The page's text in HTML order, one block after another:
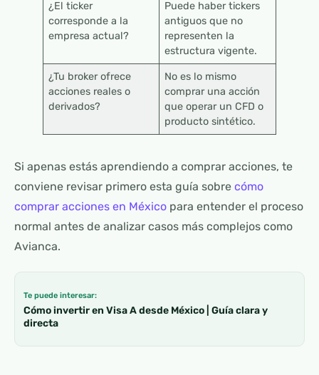
¿El ticker
corresponde a la
empresa actual?
Puede haber tickers
antiguos que no
representen la
estructura vigente.
¿Tu broker ofrece
acciones reales o
derivados?
No es lo mismo
comprar una acción
que operar un CFD o
producto sintético.
Si apenas estás aprendiendo a comprar acciones, te
conviene revisar primero esta guía sobre cómo
comprar acciones en México para entender el proceso
normal antes de analizar casos más complejos como
Avianca.
Te puede interesar:
Cómo invertir en Visa A desde México | Guía clara y
directa